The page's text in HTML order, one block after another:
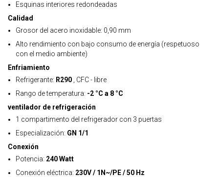
Esquinas interiores redondeadas
Calidad
Grosor del acero inoxidable: 0,90 mm
Alto rendimiento con bajo consumo de energía (respetuoso
con el medio ambiente)
Enfriamiento
Refrigerante: R290 , CFC - libre
Rango de temperatura: -2 °C a 8 °C
ventilador de refrigeración
1 compartimento del refrigerador con 3 puertas
Especialización: GN 1/1
Conexión
Potencia: 240 Watt
Conexión eléctrica: 230V / 1N~/PE / 50 Hz